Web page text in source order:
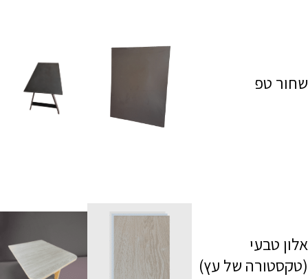
שחור טפ
אלון טבעי
(טקסטורה של עץ)